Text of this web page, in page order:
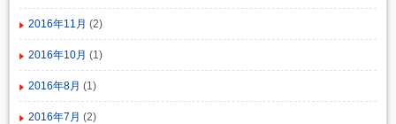
2016年11月 (2)
2016年10月 (1)
2016年8月 (1)
2016年7月 (2)